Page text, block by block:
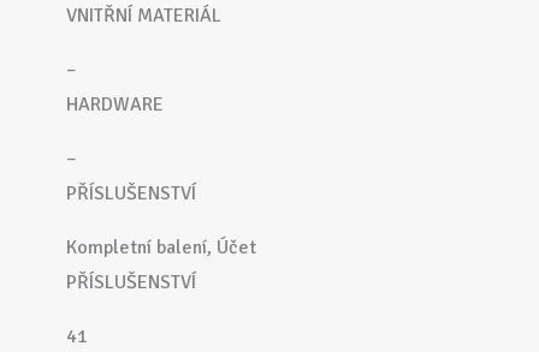
VNITŘNÍ MATERIÁL
–
HARDWARE
–
PŘÍSLUŠENSTVÍ
Kompletní balení, Účet
PŘÍSLUŠENSTVÍ
41